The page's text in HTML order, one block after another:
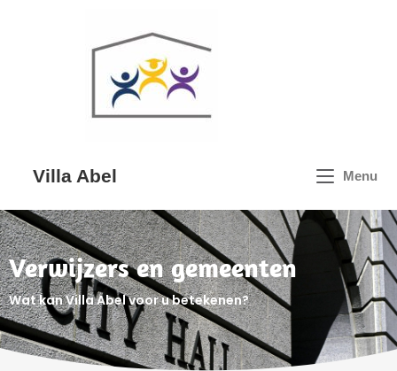
Villa Abel Menu
Verwijzers en gemeenten
Wat kan Villa Abel voor u betekenen?